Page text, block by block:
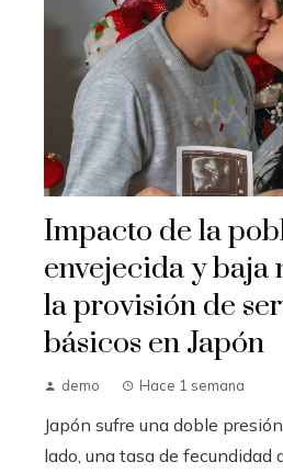
Impacto de la
envejecida y baja
la provisión de
básicos en Japón
demo Hace 1 semana
Japón sufre una doble
lado, una tasa de fecundidad